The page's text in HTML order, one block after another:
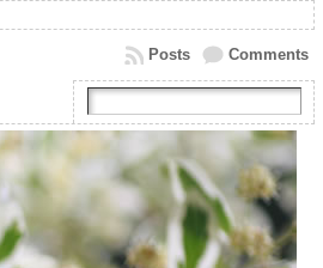
Comments
Posts